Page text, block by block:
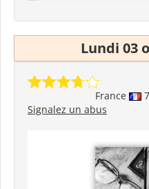
Lundi 03
France
Signalez un abus